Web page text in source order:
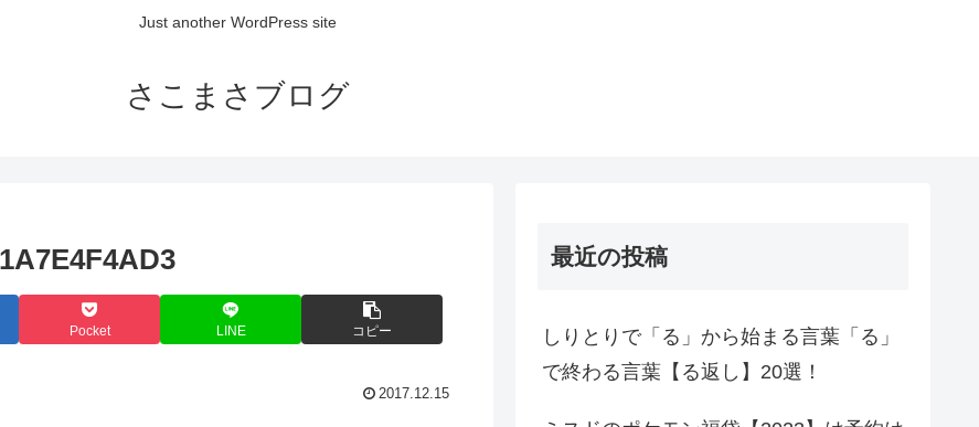
Just another WordPress site
さこまさブログ
Pocket LINE コピー
2017.12.15
最近の投稿
しりとりで「る」から始まる言葉「る」
で終わる言葉【る返し】20選！